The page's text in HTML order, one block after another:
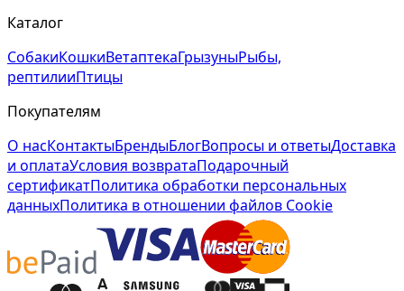
Каталог
СобакиКошкиВетаптекаГрызуныРыбы,
рептилииПтицы
Покупателям
О насКонтактыБрендыБлогВопросы и ответыДоставка
и оплатаУсловия возвратаПодарочный
сертификатПолитика обработки персональных
данныхПолитика в отношении файлов Cookie